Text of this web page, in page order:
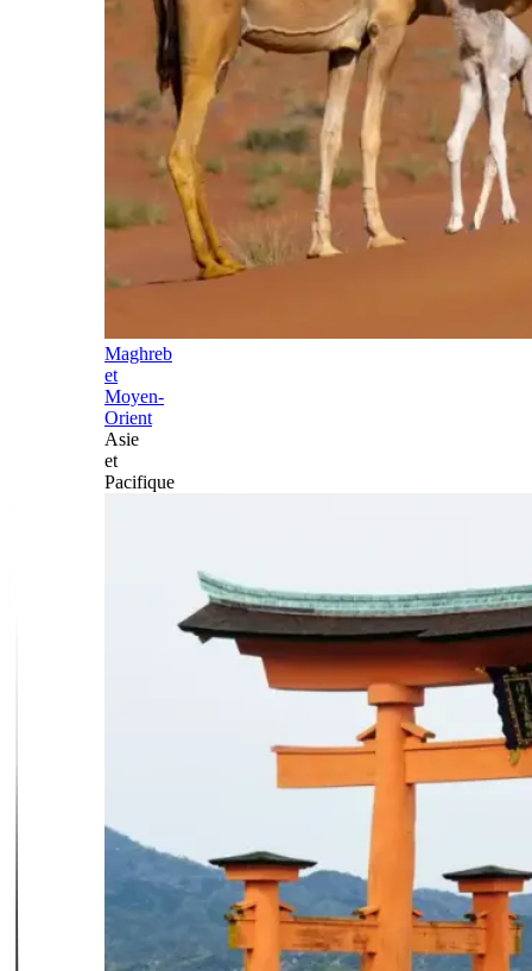
Maghreb
et
Moyen-
Orient
Asie
et
Pacifique